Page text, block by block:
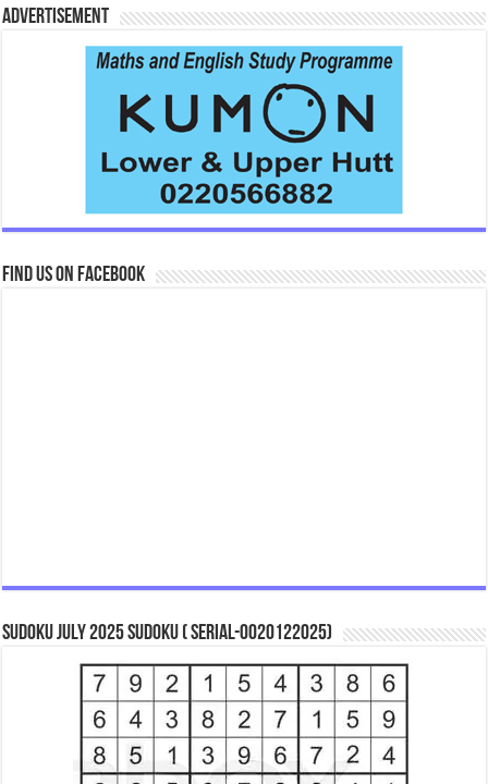
Advertisement
Find us on Facebook
Sudoku July 2025 Sudoku ( Serial-0020122025)